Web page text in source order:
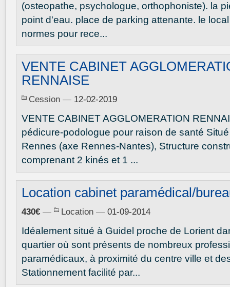
(osteopathe, psychologue, orthophoniste). la
point d'eau. place de parking attenante. le
normes pour rece...
VENTE CABINET
RENNAISE
Cession — 12-02-2019
VENTE CABINET AGGLOMERATION
pédicure-podologue pour raison de santé
Rennes (axe Rennes-Nantes), Structure
comprenant 2 kinés et 1 ...
Location cabinet paramédical/
430€ — Location — 01-09-2014
Idéalement situé à Guidel proche de Lorient
quartier où sont présents de nombreux
paramédicaux, à proximité du centre ville et
Stationnement facilité par...